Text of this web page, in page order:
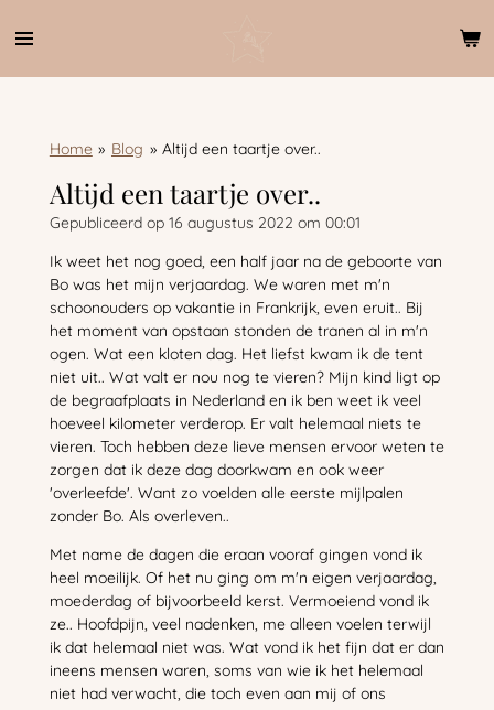
direct
Home » Blog » Altijd een taartje over..
Altijd een taartje over..
Gepubliceerd op 16 augustus 2022 om 00:01
Ik weet het nog goed, een half jaar na de geboorte van
Bo was het mijn verjaardag. We waren met m'n
schoonouders op vakantie in Frankrijk, even eruit.. Bij
het moment van opstaan stonden de tranen al in m'n
ogen. Wat een kloten dag. Het liefst kwam ik de tent
niet uit.. Wat valt er nou nog te vieren? Mijn kind ligt op
de begraafplaats in Nederland en ik ben weet ik veel
hoeveel kilometer verderop. Er valt helemaal niets te
vieren. Toch hebben deze lieve mensen ervoor weten te
zorgen dat ik deze dag doorkwam en ook weer
'overleefde'. Want zo voelden alle eerste mijlpalen
zonder Bo. Als overleven..
Met name de dagen die eraan vooraf gingen vond ik
heel moeilijk. Of het nu ging om m'n eigen verjaardag,
moederdag of bijvoorbeeld kerst. Vermoeiend vond ik
ze.. Hoofdpijn, veel nadenken, me alleen voelen terwijl
ik dat helemaal niet was. Wat vond ik het fijn dat er dan
ineens mensen waren, soms van wie ik het helemaal
niet had verwacht, die toch even aan mij of ons